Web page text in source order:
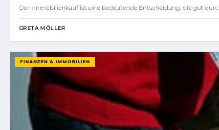
Der Immobilienkauf ist eine bedeutende Entscheidung, die gut
GRETA MÖLLER
FINANZEN & IMMOBILIEN